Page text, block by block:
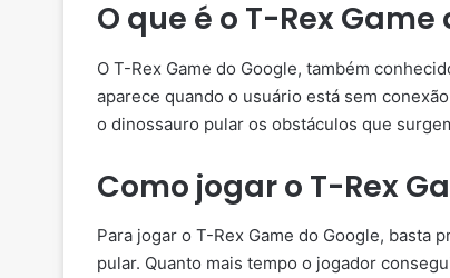
O que é o T-Rex Game
O T-Rex Game do Google, também
aparece quando o usuário está sem
o dinossauro pular os obstáculos que
Como jogar o T-Rex
Para jogar o T-Rex Game do Google, basta
pular. Quanto mais tempo o jogador